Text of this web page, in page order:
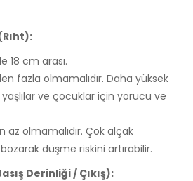
18 cm arası.
fazla olmamalıdır. Daha yüksek
ve çocuklar için yorucu ve
az olmamalıdır. Çok alçak
düşme riskini artırabilir.
Derinliği / Çıkış):